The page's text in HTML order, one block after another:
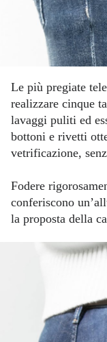
Le più pregiate
realizzare cinque
lavaggi puliti ed
bottoni e rivetti
vetrificazione,
Fodere
conferiscono
la proposta della